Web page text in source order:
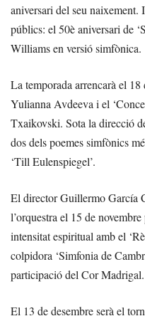
aniversari del seu naixement.
públics: el 50è aniversari de
Williams en versió simfònica.
La temporada arrencarà el 18
Yulianna Avdeeva i el
Txaikovski. Sota la direcció
dos dels poemes simfònics
‘Till Eulenspiegel’.
El director Guillermo García
l’orquestra el 15 de
intensitat espiritual amb el
colpidora ‘Simfonia de
participació del Cor Madrigal.
El 13 de desembre serà el